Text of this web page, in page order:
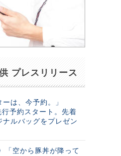
プレスリリース
は、今予約。」
予約スタート。先着
ルバッグをプレゼン
「空から豚丼が降って